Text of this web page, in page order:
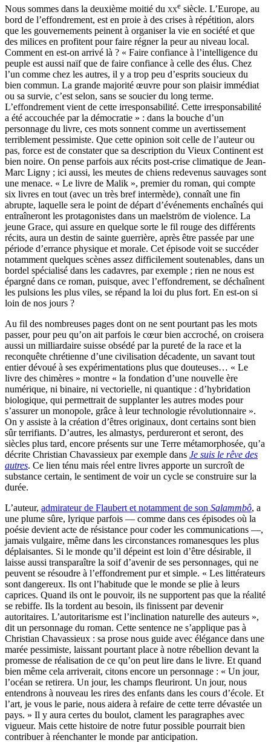
Nous sommes dans la deuxième moitié du xxe siècle. L’Europe, au
bord de l’effondrement, est en proie à des crises à répétition, alors
que les gouvernements peinent à organiser la vie en société et que
des milices en profitent pour faire régner la peur au niveau local.
Comment en est-on arrivé là ? « Faire confiance à l’intelligence du
peuple est aussi naïf que de faire confiance à celle des élus. Chez
l’un comme chez les autres, il y a trop peu d’esprits soucieux du
bien commun. La grande majorité œuvre pour son plaisir immédiat
ou sa survie, c’est selon, sans se soucier du long terme.
L’effondrement vient de cette irresponsabilité. Cette irresponsabilité
a été accouchée par la démocratie » : dans la bouche d’un
personnage du livre, ces mots sonnent comme un avertissement
terriblement pessimiste. Que cette opinion soit celle de l’auteur ou
pas, force est de constater que sa description du Vieux Continent est
bien noire. On pense parfois aux récits post-crise climatique de Jean-
Marc Ligny ; ici aussi, les meutes de chiens redevenus sauvages sont
une menace. « Le livre de Malik », premier du roman, qui compte
six livres en tout (avec un très bref intermède), connaît une fin
abrupte, laquelle sera le point de départ d’événements enchaînés qui
entraîneront les protagonistes dans un maelström de violence. La
jeune Grace, qui assure en quelque sorte le fil rouge des différents
récits, aura un destin de sainte guerrière, après être passée par une
période d’errance physique et morale. Cet épisode voit se succéder
notamment quelques scènes assez difficilement soutenables, dans un
bordel spécialisé dans les cadavres, par exemple ; rien ne nous est
épargné dans ce roman, puisque, avec l’effondrement, se déchaînent
les pulsions les plus viles, se répand la loi du plus fort. En est-on si
loin de nos jours ?
Au fil des nombreuses pages dont on ne sent pourtant pas les mots
passer, pour peu qu’on ait parfois le cœur bien accroché, on croisera
aussi un milliardaire suisse obsédé par la pureté de la race et la
reconquête chrétienne d’une civilisation décadente, un savant tout
entier dévoué à ses expérimentations plus que douteuses… « Le
livre des chimères » montre « la fondation d’une nouvelle ère
numérique, ni binaire, ni vectorielle, ni quantique : d’hybridation
biologique, qui permettrait de supplanter les autres modes pour
s’assurer un monopole, grâce à leur technologie révolutionnaire ».
On y assiste à la création d’êtres originaux, dont certains sont bien
sûr terrifiants. D’autres, les almastys, perdureront et seront, des
siècles plus tard, encore présents sur une Terre métamorphosée, qu’a
décrite Christian Chavassieux par exemple dans Je suis le rêve des
autres. Ce lien ténu mais réel entre livres apporte un surcroît de
substance certain, le sentiment de voir un cycle se construire sur la
durée.
L’auteur, admirateur de Flaubert et notamment de son Salammbô, a
une plume sûre, lyrique parfois — comme dans ces épisodes où la
poésie devient acte de résistance pour coder les communications —,
jamais vulgaire, même dans les circonstances romanesques les plus
déplaisantes. Si le monde qu’il dépeint est loin d’être désirable, il
laisse aussi transparaître la soif d’avenir de ses personnages, qui ne
peuvent se résoudre à l’effondrement pur et simple. « Les littérateurs
sont dangereux. Ils ont l’habitude que le monde se plie à leurs
caprices. Quand ils ont le pouvoir, ils ne supportent pas que la réalité
se rebiffe. Ils la tordent au besoin, ils finissent par devenir
autoritaires. L’autoritarisme est l’inclination naturelle des auteurs »,
dit un personnage du roman. Cette sentence ne s’applique pas à
Christian Chavassieux : sa prose nous guide avec élégance dans une
marée pessimiste, laissant pourtant place à notre rébellion devant la
promesse de réalisation de ce qu’on peut lire dans le livre. Et quand
bien même cela arriverait, citons encore un personnage : « Un jour,
l’océan se retirera. Un jour, les champs fleuriront. Un jour, nous
entendrons à nouveau les rires des enfants dans les cours d’école. Et
l’art, je vous le parie, nous aidera à refaire de cette terre dévastée un
pays. » Il y aura certes du boulot, clament les paragraphes avec
vigueur. Mais cette histoire de notre futur possible pourrait bien
contribuer à réenchanter le monde par anticipation.